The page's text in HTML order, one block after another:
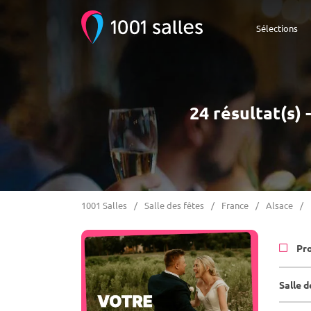
Sélections
24 résultat(s)
1001 Salles Salle des fêtes France Alsace
Salle